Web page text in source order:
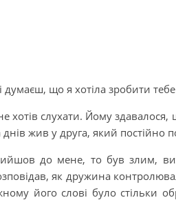
думаєш, що я хотіла зробити
хотів слухати. Йому
днів жив у друга, який постійно
до мене, то був злим,
як дружина
його слові було стільки